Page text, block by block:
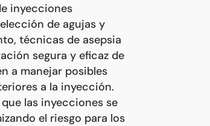
inyecciones
de agujas y
técnicas de asepsia
segura y eficaz de
a manejar posibles
a la inyección.
las inyecciones se
el riesgo para los